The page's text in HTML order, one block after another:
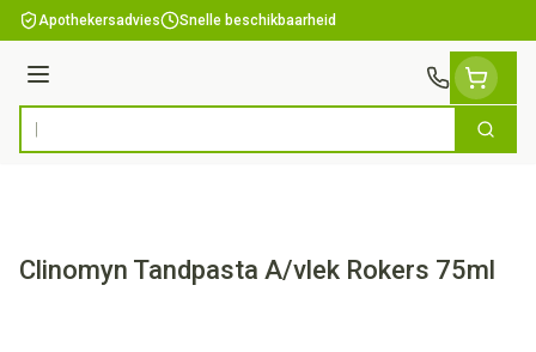
Ga naar de inhoud
Apothekersadvies Snelle beschikbaarheid
Menu
Product, merk, categorie... Zoek
Clinomyn Tandpasta A/vlek Rokers 75ml